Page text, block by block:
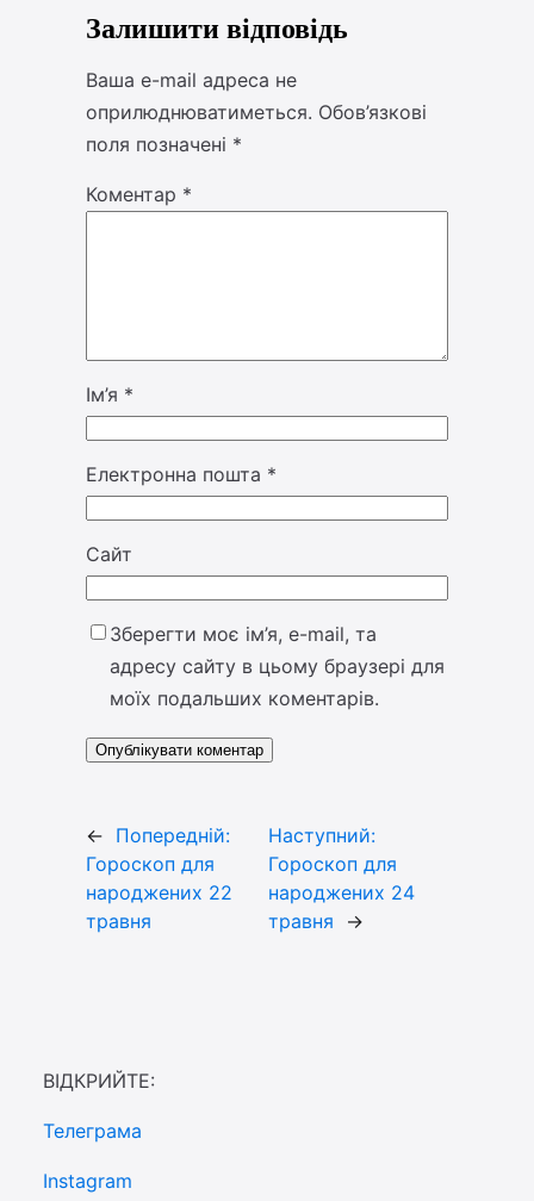
Залишити відповідь
Ваша e-mail адреса не
оприлюднюватиметься. Обов’язкові
поля позначені *
Коментар *
Ім’я *
Електронна пошта *
Сайт
Зберегти моє ім’я, e-mail, та
адресу сайту в цьому браузері для
моїх подальших коментарів.
← Попередній:
Гороскоп для
народжених 22
травня
Наступний:
Гороскоп для
народжених 24
травня
→
ВІДКРИЙТЕ:
Телеграма
Instagram